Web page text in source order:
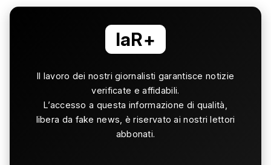
laR+
Il lavoro dei nostri giornalisti garantisce notizie
verificate e affidabili.
L’accesso a questa informazione di qualità,
libera da fake news, è riservato ai nostri lettori
abbonati.